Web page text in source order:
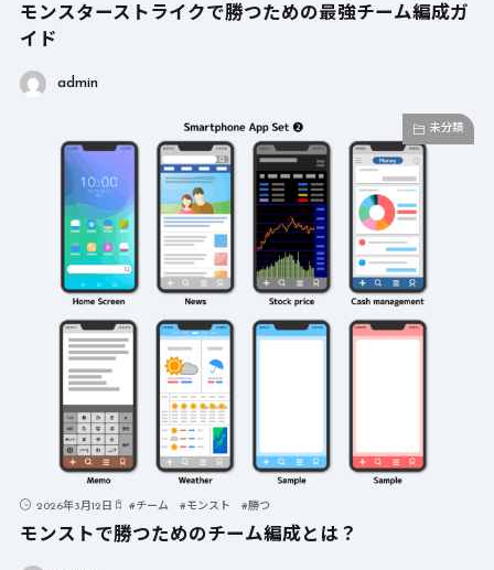
モンスターストライクで勝つための最強チーム編成ガ
イド
admin
未分類
2026年3月12日 #チーム #モンスト #勝つ
モンストで勝つためのチーム編成とは？